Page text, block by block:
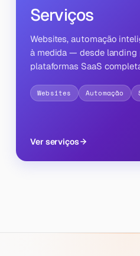
Serviços
Websites, automação
à medida — desde landing
plataformas SaaS
Websites Automação
Ver serviços